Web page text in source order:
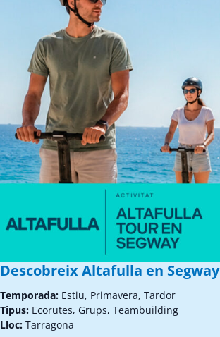
Descobreix Altafulla en Segway
Temporada: Estiu, Primavera, Tardor
Tipus: Ecorutes, Grups, Teambuilding
Lloc: Tarragona